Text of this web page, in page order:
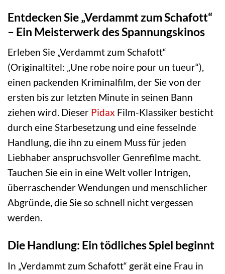
Entdecken Sie „Verdammt zum Schafott“
– Ein Meisterwerk des Spannungskinos
Erleben Sie „Verdammt zum Schafott“
(Originaltitel: „Une robe noire pour un tueur“),
einen packenden Kriminalfilm, der Sie von der
ersten bis zur letzten Minute in seinen Bann
ziehen wird. Dieser Pidax Film-Klassiker besticht
durch eine Starbesetzung und eine fesselnde
Handlung, die ihn zu einem Muss für jeden
Liebhaber anspruchsvoller Genrefilme macht.
Tauchen Sie ein in eine Welt voller Intrigen,
überraschender Wendungen und menschlicher
Abgründe, die Sie so schnell nicht vergessen
werden.
Die Handlung: Ein tödliches Spiel beginnt
In „Verdammt zum Schafott“ gerät eine Frau in